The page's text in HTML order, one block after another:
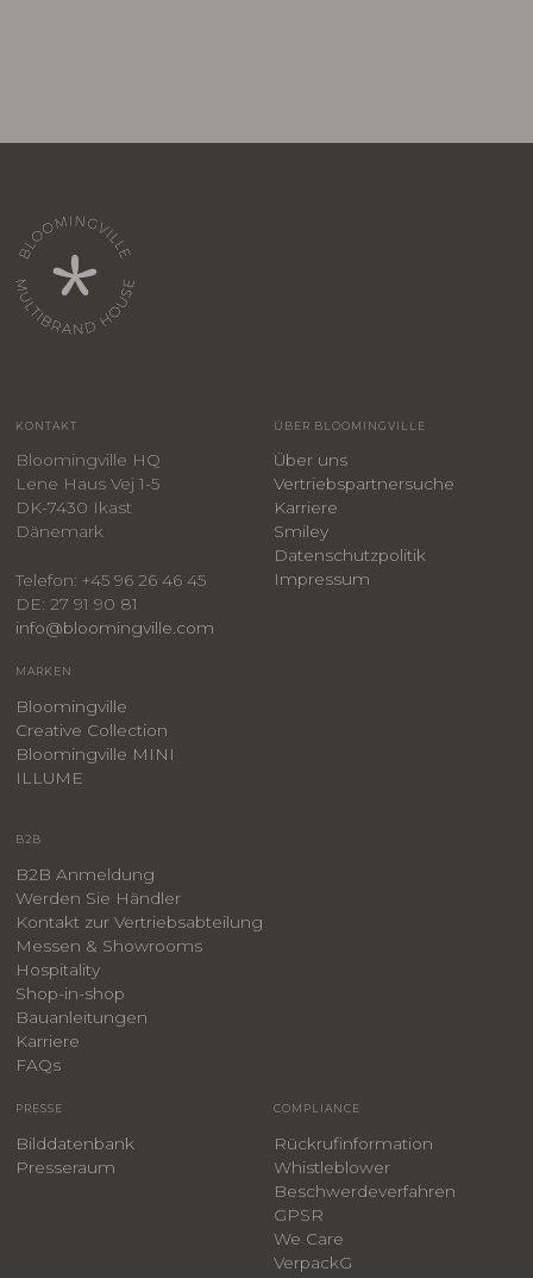
KONTAKT
Bloomingville HQ
Lene Haus Vej 1-5
DK-7430 Ikast
Dänemark
Telefon: +45 96 26 46 45
DE: 27 91 90 81
info@bloomingville.com
ÜBER BLOOMINGVILLE
Über uns
Vertriebspartnersuche
Karriere
Smiley
​Datenschutzpolitik
Impressum
MARKEN
Bloomingville
Creative Collection
Bloomingville MINI
ILLUME
B2B
B2B Anmeldung
Werden Sie Händler
Kontakt zur Vertriebsabteilung
Messen & Showrooms
Hospitality
Shop-in-shop
Bauanleitungen
​Karriere
FAQs
PRESSE
Bilddatenbank
Presseraum
COMPLIANCE
Rückrufinformation
Whistleblower
​Beschwerdeverfahren
GPSR
We Care
VerpackG